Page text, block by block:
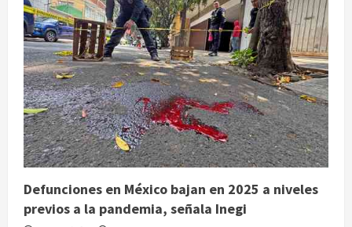
Defunciones en México bajan en 2025 a niveles
previos a la pandemia, señala Inegi